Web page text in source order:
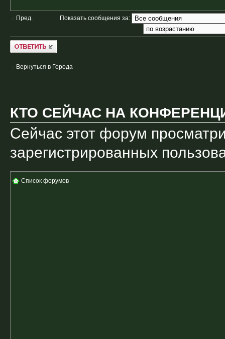
Пред. Показать сообщения за:
Ответить
Вернуться в Города
КТО СЕЙЧАС НА
Сейчас этот форум
зарегистрированных
Список форумов